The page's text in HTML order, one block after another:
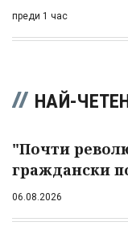
преди 1 час
НАЙ-
"Почти
граждански
06.08.2026